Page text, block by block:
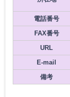
電話番号
FAX番号
URL
E-mail
備考